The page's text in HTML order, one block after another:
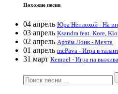
Похожие песни
04 апрель Юра Неплохой - На
03 апрель Ksandra feat. Kore,
02 апрель Артём Лоик - Мечта
01 апрель mcPava - Игра в
31 март Kempel - Игра на